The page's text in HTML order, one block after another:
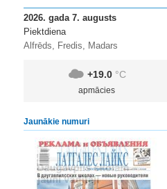
2026. gada 7. augusts
Piektdiena
Alfrēds, Fredis, Madars
+19.0 °C
apmācies
Jaunākie numuri